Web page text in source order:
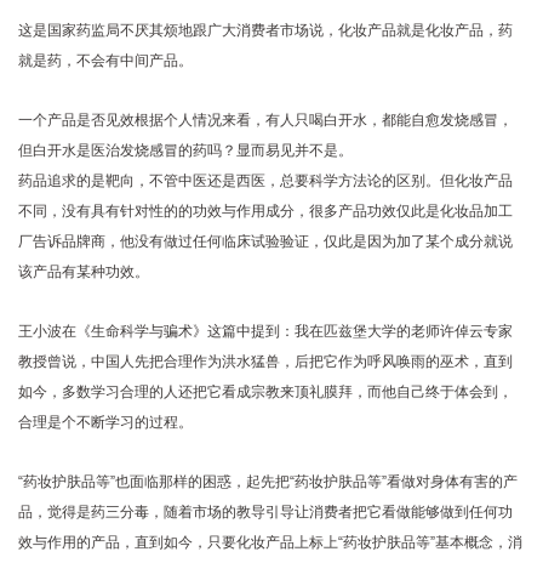
这是国家药监局不厌其烦地跟广大消费者市场说，化妆产品就是化妆产品，药
就是药，不会有中间产品。
一个产品是否见效根据个人情况来看，有人只喝白开水，都能自愈发烧感冒，
但白开水是医治发烧感冒的药吗？显而易见并不是。
药品追求的是靶向，不管中医还是西医，总要科学方法论的区别。但化妆产品
不同，没有具有针对性的的功效与作用成分，很多产品功效仅此是化妆品加工
厂告诉品牌商，他没有做过任何临床试验验证，仅此是因为加了某个成分就说
该产品有某种功效。
王小波在《生命科学与骗术》这篇中提到：我在匹兹堡大学的老师许倬云专家
教授曾说，中国人先把合理作为洪水猛兽，后把它作为呼风唤雨的巫术，直到
如今，多数学习合理的人还把它看成宗教来顶礼膜拜，而他自己终于体会到，
合理是个不断学习的过程。
“药妆护肤品等”也面临那样的困惑，起先把“药妆护肤品等”看做对身体有害的产
品，觉得是药三分毒，随着市场的教导引导让消费者把它看做能够做到任何功
效与作用的产品，直到如今，只要化妆产品上标上“药妆护肤品等”基本概念，消